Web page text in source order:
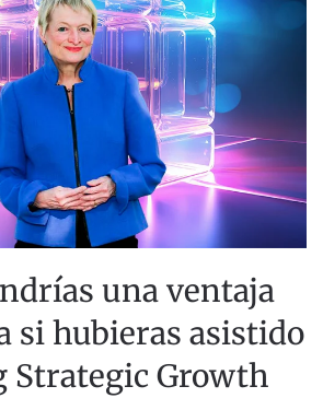
una ventaja
si hubieras asistido
Strategic Growth